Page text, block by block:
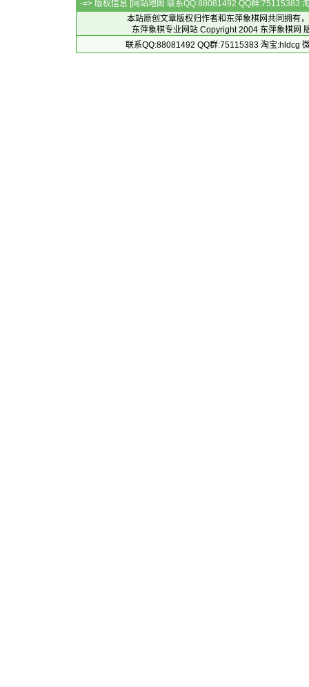
-=> 版权信息 [网站地图 联系QQ:88081492 QQ群:75115383
本站原创文章版权归作者和 东萍象棋网共同拥有
东萍象棋专业网站 Copyright 2004 东萍象棋网
联系QQ:88081492 QQ群:75115383 淘宝:hldcg